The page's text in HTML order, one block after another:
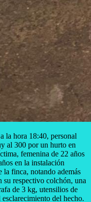
hora 18:40, personal
al 300 por un hurto en
femenina de 22 años
en la instalación
la finca, notando además
su respectivo colchón, una
de 3 kg, utensilios de
del hecho.